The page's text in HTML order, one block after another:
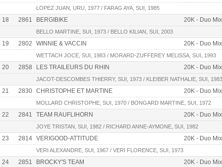
LOPEZ JUAN, URU, 1977 / FARAG AYA, SUI, 1985
18 2861 BERGIBIKE 20K - Duo
BELLO MARTINE, SUI, 1973 / BELLO KILIAN, SUI, 2003
19 2802 WINNIE & VACCIN 20K - Duo
WETTACH JOCE, SUI, 1983 / MORARD-ZUFFEREY MELISSA, SUI, 1993
20 2858 LES TRAILEURS DU RHIN 20K - Duo
JACOT-DESCOMBES THIERRY, SUI, 1973 / KLEIBER NATHALIE, SUI, 1983
21 2830 CHRISTOPHE ET MARTINE 20K - Duo
MOLLARD CHRISTOPHE, SUI, 1970 / BONGARD MARTINE, SUI, 1972
22 2841 TEAM RAUFLIHORN 20K - Duo
JOYE TRISTAN, SUI, 1982 / RICHARD ANNE-AYMONE, SUI, 1982
23 2814 VERIGOOD-ATTITUDE 20K - Duo
VERI ALEXANDRE, SUI, 1967 / VERI FLORENCE, SUI, 1973
24 2851 BROCKY'S TEAM 20K - Duo